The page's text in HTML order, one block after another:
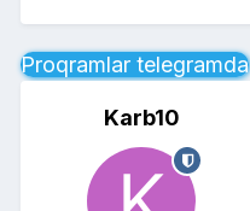
Proqramlar telegramda
Karb10